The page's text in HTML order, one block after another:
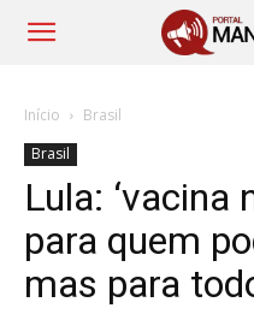
Início
Brasil
Brasil
Lula: ‘vacina
para quem
mas para